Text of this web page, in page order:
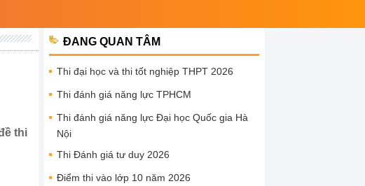
thi
ĐANG QUAN TÂM
Thi đại học và thi tốt nghiệp THPT 2026
Thi đánh giá năng lực TPHCM
Thi đánh giá năng lực Đại học Quốc gia Hà
Nội
Thi Đánh giá tư duy 2026
Điểm thi vào lớp 10 năm 2026